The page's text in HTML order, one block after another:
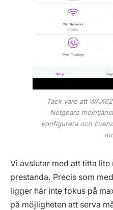
Tack vare att
Netgears
konfigurera och
Vi avslutar med att titta lite
prestanda. Precis som
ligger här inte fokus på
på möjligheten att serva